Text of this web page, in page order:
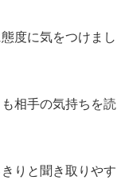
度に気をつけまし
相手の気持ちを読
りと聞き取りやす